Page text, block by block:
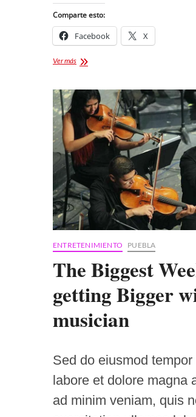
Comparte esto:
Facebook X
Ver másThe
women
allowed
to
work
ENTRETENIMIENTO PUEBLA
The Biggest
getting Bigger
musician
Sed do eiusmod
labore et dolore magna
ad minim veniam, quis